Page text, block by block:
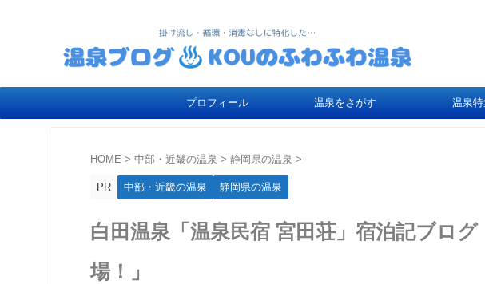
プロフィール 温泉をさがす 温泉
HOME > 中部・近畿の温泉 > 静岡県の温泉 >
PR 中部・近畿の温泉 静岡県の温泉
白田温泉「温泉民宿 宮田荘」宿泊記ブロ
場！」